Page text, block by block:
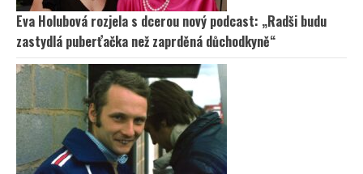
Eva Holubová rozjela s dcerou nový podcast: „Radši budu
zastydlá puberťačka než zaprděná důchodkyně“